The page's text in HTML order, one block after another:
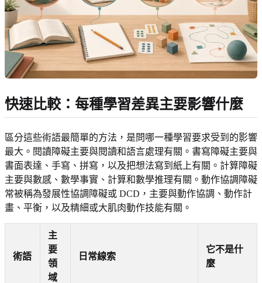
快速比較：每種學習差異主要影響什麼
區分這些術語最簡單的方法，是問哪一種學習要求受到的影響
最大。閱讀障礙主要與閱讀和語言處理有關。書寫障礙主要與
書面表達、手寫、拼寫，以及把想法寫到紙上有關。計算障礙
主要與數感、數學事實、計算和數學推理有關。動作協調障礙
常被稱為發展性協調障礙或 DCD，主要與動作協調、動作計
畫、平衡，以及精細或大肌肉動作技能有關。
術語
主
要
領
域
日常線索
它不是什
麼